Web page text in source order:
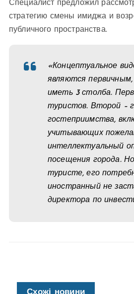
Специалист предложил
стратегию смены имиджа и
публичного пространства.
«Концептуальное
являются
иметь 3 столба.
туристов. Второй –
гостеприимства,
учитывающих
интеллектуальный
посещения города.
туристе, его
иностранный не
директора по
Схожі новини